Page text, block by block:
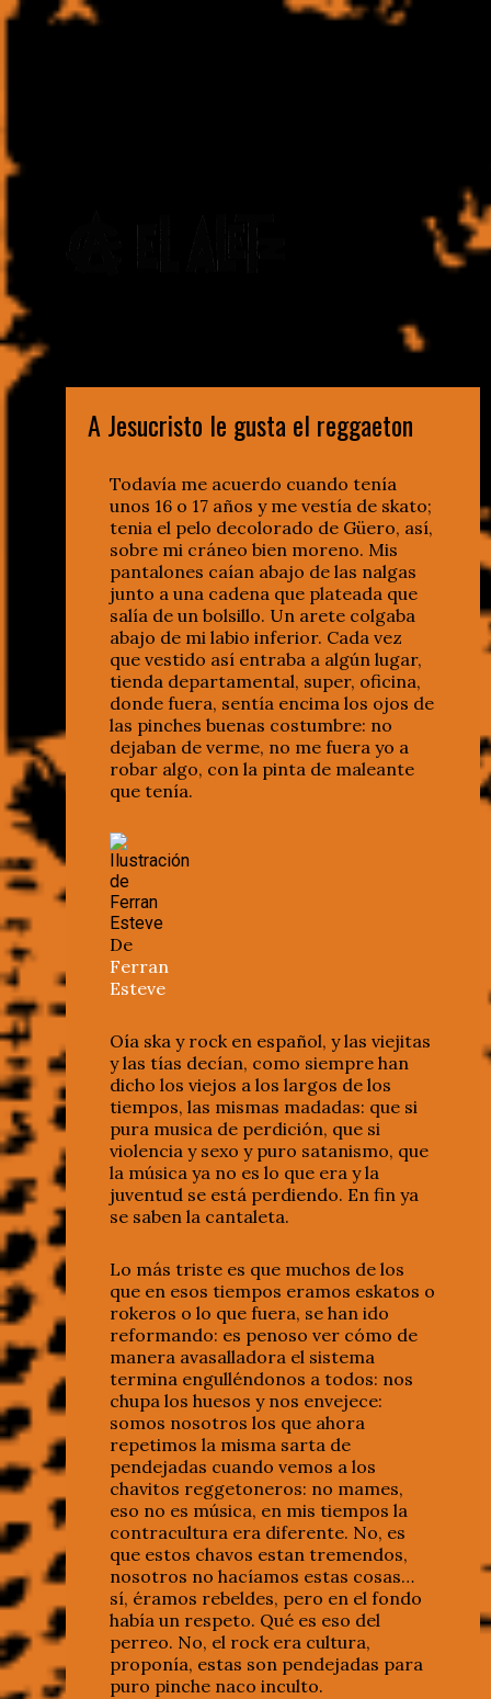
A Jesucristo le gusta el reggaeton
Todavía me acuerdo cuando tenía
unos 16 o 17 años y me vestía de skato;
tenia el pelo decolorado de Güero, así,
sobre mi cráneo bien moreno. Mis
pantalones caían abajo de las nalgas
junto a una cadena que plateada que
salía de un bolsillo. Un arete colgaba
abajo de mi labio inferior. Cada vez
que vestido así entraba a algún lugar,
tienda departamental, super, oficina,
donde fuera, sentía encima los ojos de
las pinches buenas costumbre: no
dejaban de verme, no me fuera yo a
robar algo, con la pinta de maleante
que tenía.
De
Ferran
Esteve
Oía ska y rock en español, y las viejitas
y las tías decían, como siempre han
dicho los viejos a los largos de los
tiempos, las mismas madadas: que si
pura musica de perdición, que si
violencia y sexo y puro satanismo, que
la música ya no es lo que era y la
juventud se está perdiendo. En fin ya
se saben la cantaleta.
Lo más triste es que muchos de los
que en esos tiempos eramos eskatos o
rokeros o lo que fuera, se han ido
reformando: es penoso ver cómo de
manera avasalladora el sistema
termina engulléndonos a todos: nos
chupa los huesos y nos envejece:
somos nosotros los que ahora
repetimos la misma sarta de
pendejadas cuando vemos a los
chavitos reggetoneros: no mames,
eso no es música, en mis tiempos la
contracultura era diferente. No, es
que estos chavos estan tremendos,
nosotros no hacíamos estas cosas…
sí, éramos rebeldes, pero en el fondo
había un respeto. Qué es eso del
perreo. No, el rock era cultura,
proponía, estas son pendejadas para
puro pinche naco inculto.